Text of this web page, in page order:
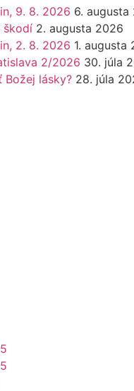
9. 8. 2026 6. augusta
škodí 2. augusta 2026
2. 8. 2026 1. augusta
2/2026 30. júla
Božej lásky? 28. júla